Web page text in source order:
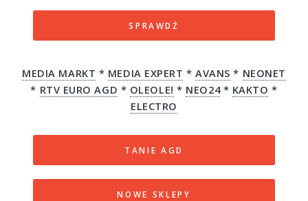
SPRAWDŹ
MEDIA MARKT * MEDIA EXPERT *AVANS * NEONET
* RTV EURO AGD * OLEOLE! * NEO24* KAKTO *
ELECTRO
TANIE AGD
NOWE SKLEPY